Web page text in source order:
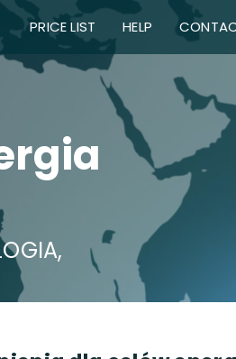
PRICE LIST HELP